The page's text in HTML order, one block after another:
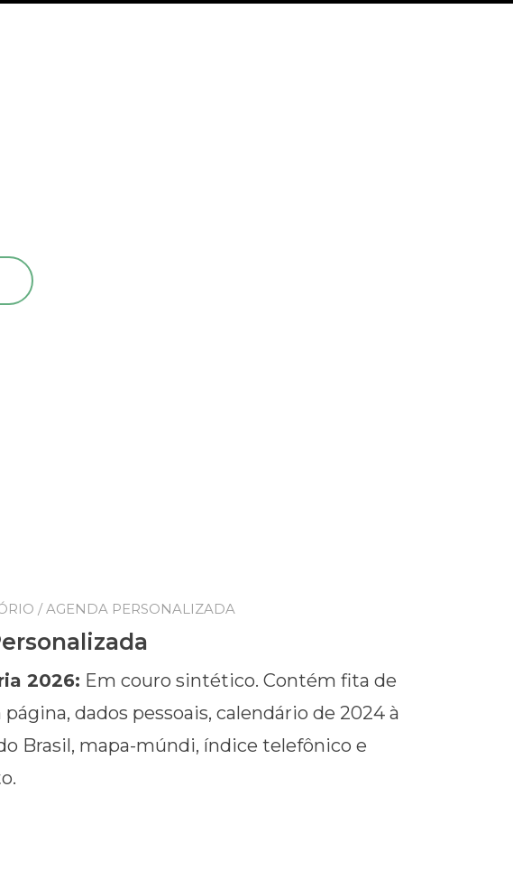
/ AGENDA PERSONALIZADA
2026: Em couro sintético. Contém fita de
dados pessoais, calendário de 2024 à
Brasil, mapa-múndi, índice telefônico e
quantidade